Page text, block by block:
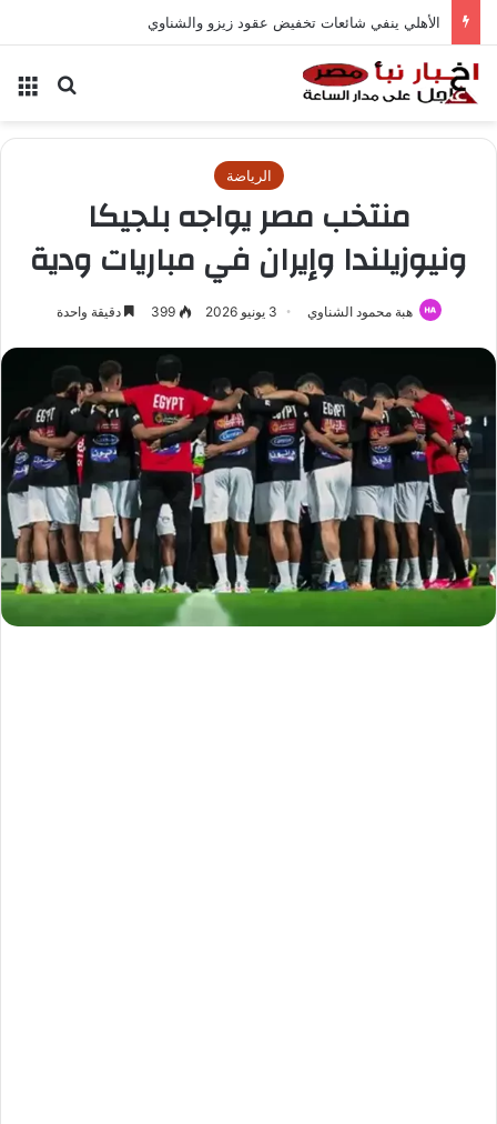
الأهلي ينفي شائعات تخفيض عقود زيزو والشناوي
بحث
الرياضة
منتخب مصر يواجه بلجيكا
ونيوزيلندا وإيران في مباريات ودية
هبة محمود الشناوي 3 يونيو 2026 399 دقيقة واحدة